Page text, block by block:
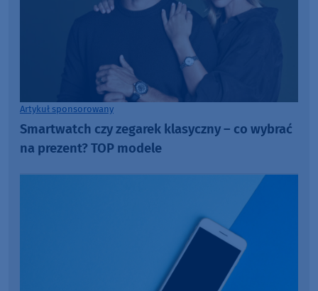
Artykuł sponsorowany
Smartwatch czy zegarek klasyczny – co wybrać
na prezent? TOP modele